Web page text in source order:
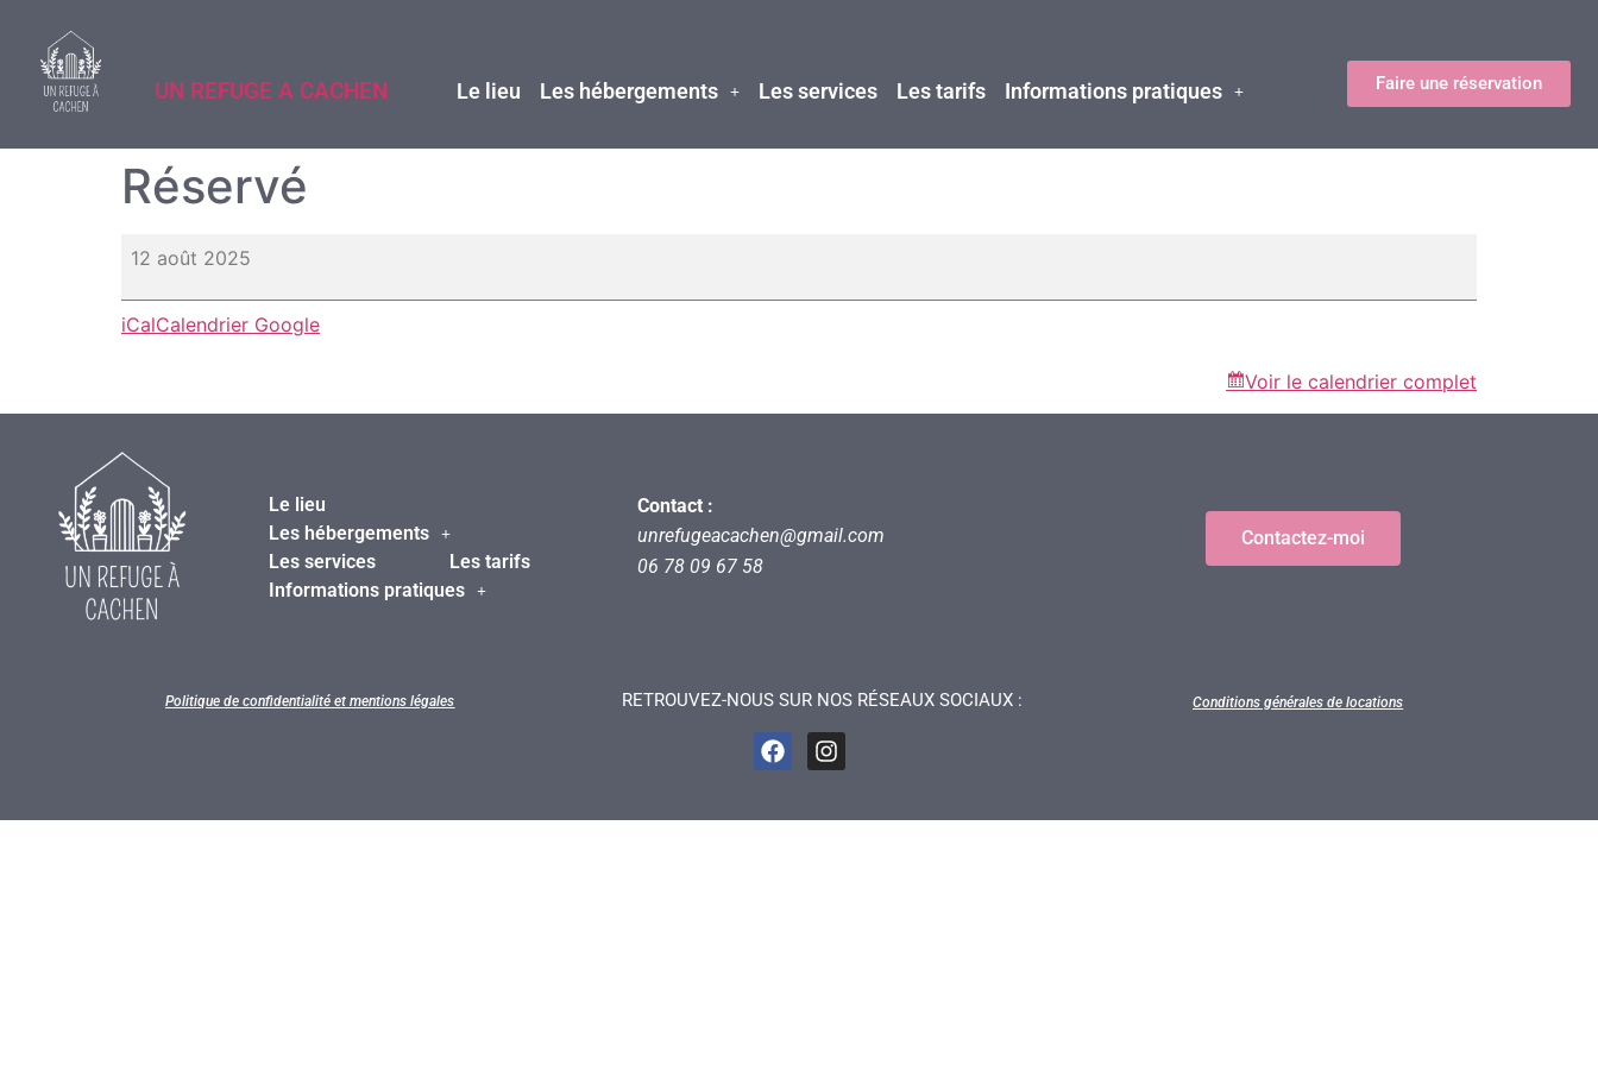
UN REFUGE A CACHEN Le lieu Les hébergements Les services Les tarifs Informations pratiques Faire une réservation
Réservé
12 août 2025
iCalCalendrier Google
Voir le calendrier complet
Le lieu
Les hébergements
Les services
Les tarifs
Informations pratiques
Contact :
unrefugeacachen@gmail.com
06 78 09 67 58
Contactez-moi
Politique de confidentialité et mentions légales RETROUVEZ-NOUS SUR NOS RÉSEAUX SOCIAUX : Conditions générales de locations